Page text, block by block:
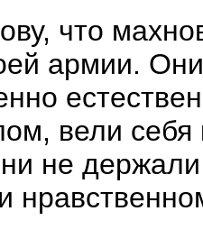
что
армии.
вели
не держали